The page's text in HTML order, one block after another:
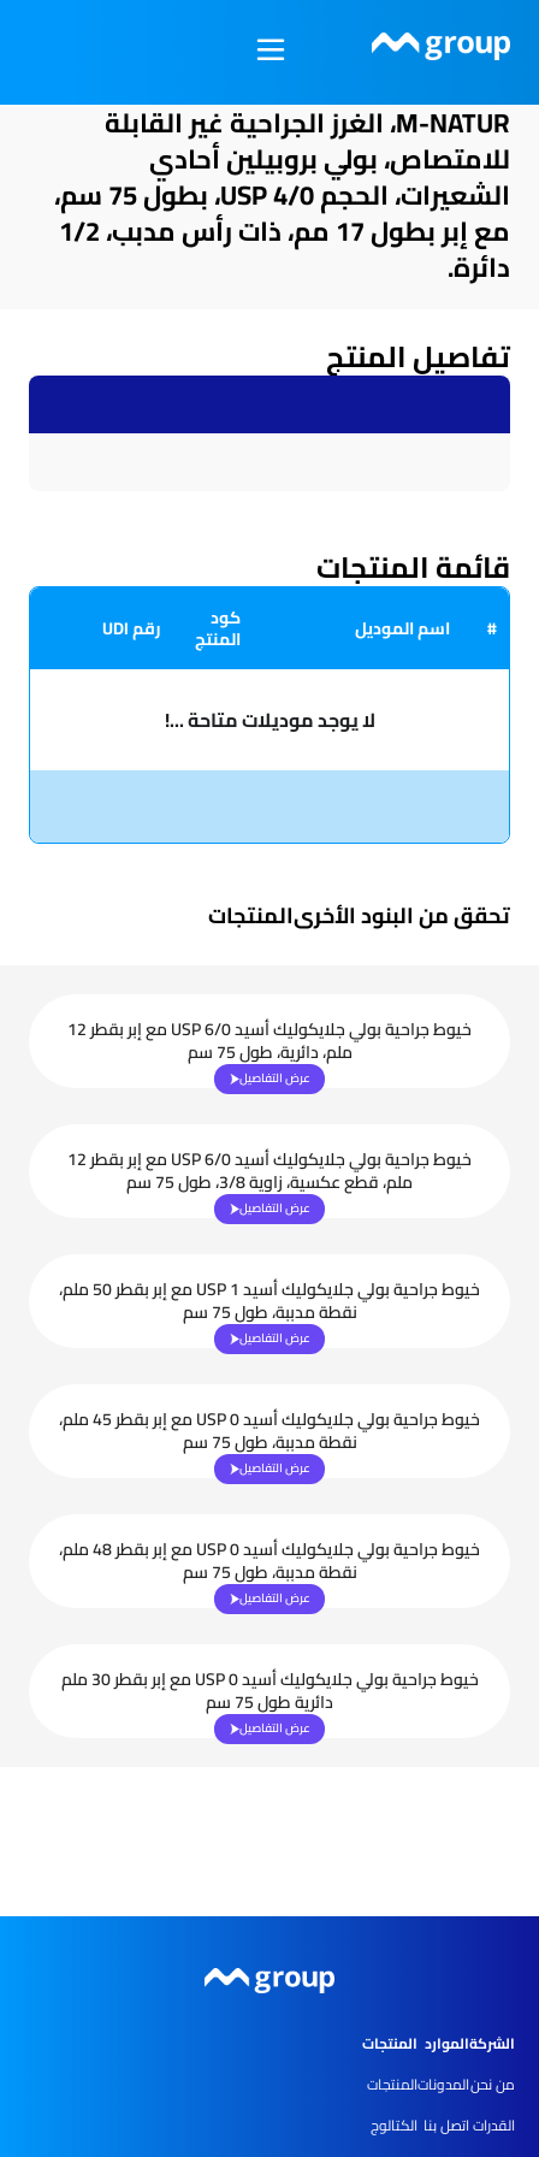
المحتوى
M-NATUR، الغرز الجراحية غير القابلة
للامتصاص، بولي بروبيلين أحادي
الشعيرات، الحجم USP 4/0، بطول 75 سم،
مع إبر بطول 17 مم، ذات رأس مدبب، 1/2
دائرة.
تفاصيل المنتج
قائمة المنتجات
# اسم الموديل كود
المنتج رقم UDI
لا يوجد موديلات متاحة ...!
تحقق من البنود الأخرىالمنتجات
خيوط جراحية بولي جلايكوليك أسيد USP 6/0 مع إبر بقطر 12
ملم، دائرية، طول 75 سم
عرض التفاصيل
خيوط جراحية بولي جلايكوليك أسيد USP 6/0 مع إبر بقطر 12
ملم، قطع عكسية، زاوية 3/8، طول 75 سم
عرض التفاصيل
خيوط جراحية بولي جلايكوليك أسيد USP 1 مع إبر بقطر 50 ملم،
نقطة مدببة، طول 75 سم
عرض التفاصيل
خيوط جراحية بولي جلايكوليك أسيد USP 0 مع إبر بقطر 45 ملم،
نقطة مدببة، طول 75 سم
عرض التفاصيل
خيوط جراحية بولي جلايكوليك أسيد USP 0 مع إبر بقطر 48 ملم،
نقطة مدببة، طول 75 سم
عرض التفاصيل
خيوط جراحية بولي جلايكوليك أسيد USP 0 مع إبر بقطر 30 ملم
دائرية طول 75 سم
عرض التفاصيل
الشركة
من نحن
القدرات
الموارد
المدونات
اتصل بنا
المنتجات
المنتجات
الكتالوج